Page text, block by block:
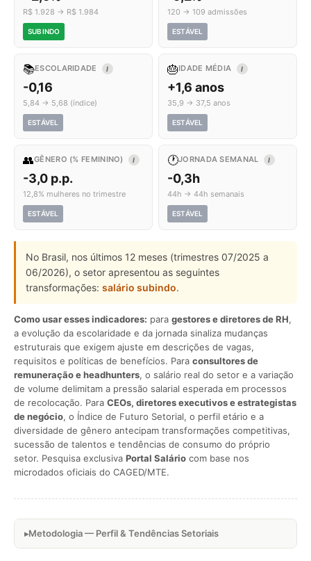
R$ 1.928 → R$ 1.984
SUBINDO
120 → 109 admissões
ESTÁVEL
📚ESCOLARIDADE I
-0,16
5,84 → 5,68 (índice)
ESTÁVEL
🎂IDADE MÉDIA I
+1,6 anos
35,9 → 37,5 anos
ESTÁVEL
👥GÊNERO (% FEMININO) I
-3,0 p.p.
12,8% mulheres no trimestre
ESTÁVEL
🕐JORNADA SEMANAL I
-0,3h
44h → 44h semanais
ESTÁVEL
No Brasil, nos últimos 12 meses (trimestres 07/2025 a
06/2026), o setor apresentou as seguintes
transformações: salário subindo.
Como usar esses indicadores: para gestores e diretores de RH,
a evolução da escolaridade e da jornada sinaliza mudanças
estruturais que exigem ajuste em descrições de vagas,
requisitos e políticas de benefícios. Para consultores de
remuneração e headhunters, o salário real do setor e a variação
de volume delimitam a pressão salarial esperada em processos
de recolocação. Para CEOs, diretores executivos e estrategistas
de negócio, o Índice de Futuro Setorial, o perfil etário e a
diversidade de gênero antecipam transformações competitivas,
sucessão de talentos e tendências de consumo do próprio
setor. Pesquisa exclusiva Portal Salário com base nos
microdados oficiais do CAGED/MTE.
Metodologia — Perfil & Tendências Setoriais